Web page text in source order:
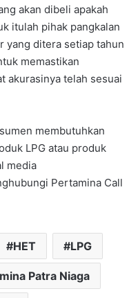
akan dibeli apakah
itulah pihak pangkalan
yang ditera setiap tahun
memastikan
akurasinya telah sesuai
membutuhkan
LPG atau produk
media
Pertamina Call
HET LPG
Patra Niaga